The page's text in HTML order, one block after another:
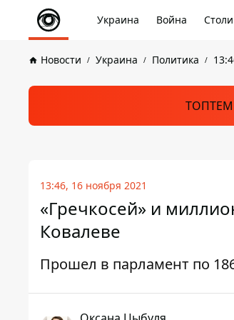
Украина Война
Новости Украина Политика
13:46, 16 ноября 2021
«Гречкосей» и
Ковалеве
Прошел в парламент по